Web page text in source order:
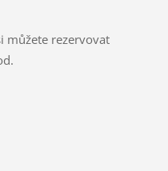
můžete rezervovat